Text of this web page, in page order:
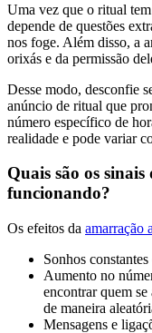
Uma vez que o ritual
depende de questões
nos foge. Além disso, a
orixás e da permissão
Desse modo, desconfie
anúncio de ritual que
número específico de
realidade e pode variar
Quais são os
funcionando?
Os efeitos da amarração
Sonhos
Aumento no
encontrar quem se
de maneira
Mensagens e